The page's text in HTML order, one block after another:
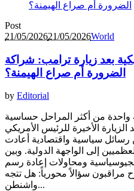
Post
21/05/202621/05/2026World
بعد زيارة ترامب: شراكة
الضرورة أم صراع الهيمنة؟
by Editorial
واحدة من أكثر المراحل حساسية
الأخيرة للرئيس الأمريكي
رسائل سياسية واقتصادية أعادت
إلى الواجهة الدولية. وبين
ومحاولات إعادة رسم
مراقبون سؤالاً محورياً: هل تتجه
واشنطن...